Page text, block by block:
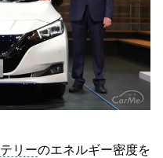
リーのエネルギー密度を